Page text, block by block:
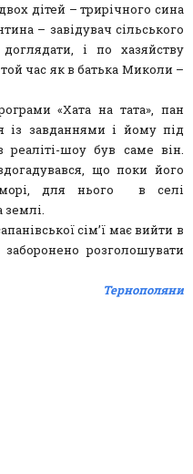
дітей – трирічного сина
– завідувач сільського
і по хазяйству
час як в батька Миколи –
«Хата на тата», пан
із завданнями і йому під
реаліті-шоу був саме він.
що поки його
для нього в селі
землі.
сім’ї має вийти в
розголошувати
Тернополяни